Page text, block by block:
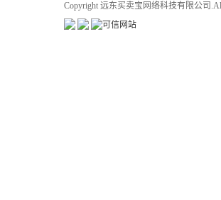
Copyright 远东买卖宝网络科技有限公司